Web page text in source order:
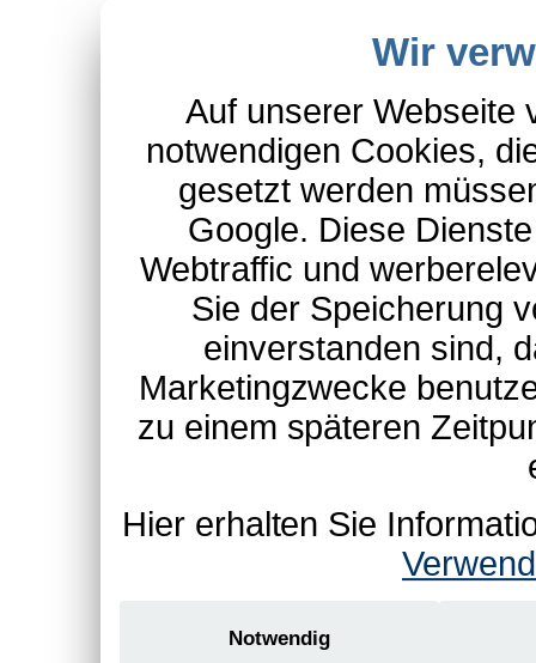
Wir
Auf unserer Webseite
notwendigen Cookies,
gesetzt werden
Google. Diese
Webtraffic und
Sie der Speicherung
einverstanden sind,
Marketingzwecke
zu einem späteren
Hier erhalten Sie
Notwendig